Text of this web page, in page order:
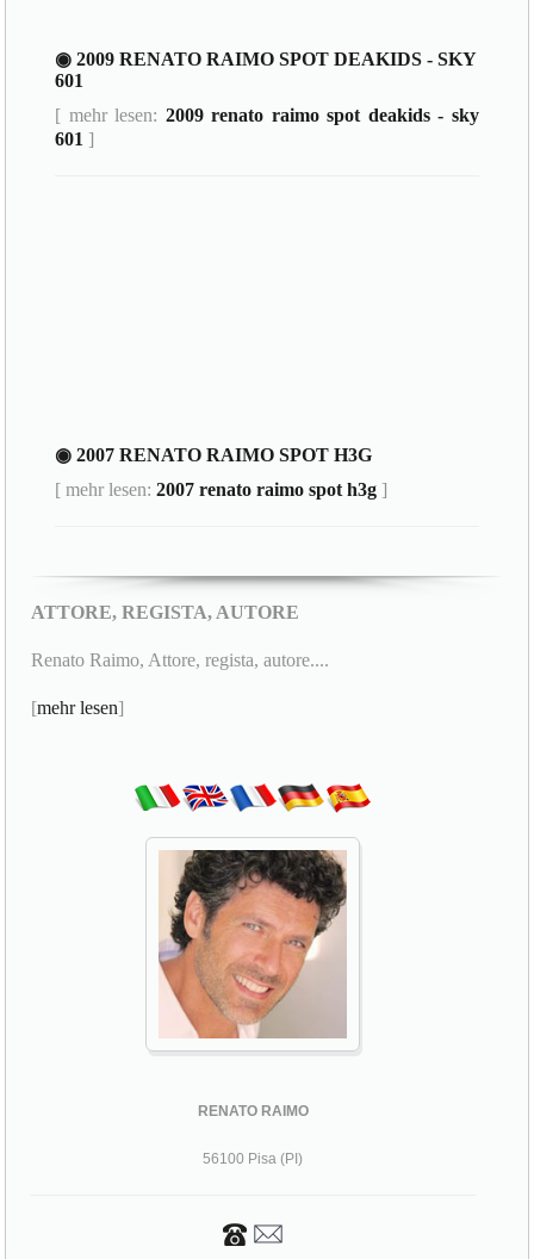
◉ 2009 RENATO RAIMO SPOT DEAKIDS - SKY
601
[ mehr lesen: 2009 renato raimo spot deakids - sky
601 ]
◉ 2007 RENATO RAIMO SPOT H3G
[ mehr lesen:2007 renato raimo spot h3g ]
ATTORE, REGISTA, AUTORE
Renato Raimo, Attore, regista, autore....
[mehr lesen]
RENATO RAIMO
56100 Pisa (PI)